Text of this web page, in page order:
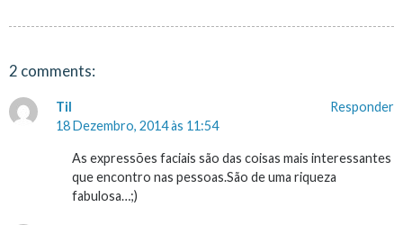
2 comments:
Til
18 Dezembro, 2014 às 11:54
As expressões faciais são das coisas mais interessantes
que encontro nas pessoas.São de uma riqueza
fabulosa…;)
Responder